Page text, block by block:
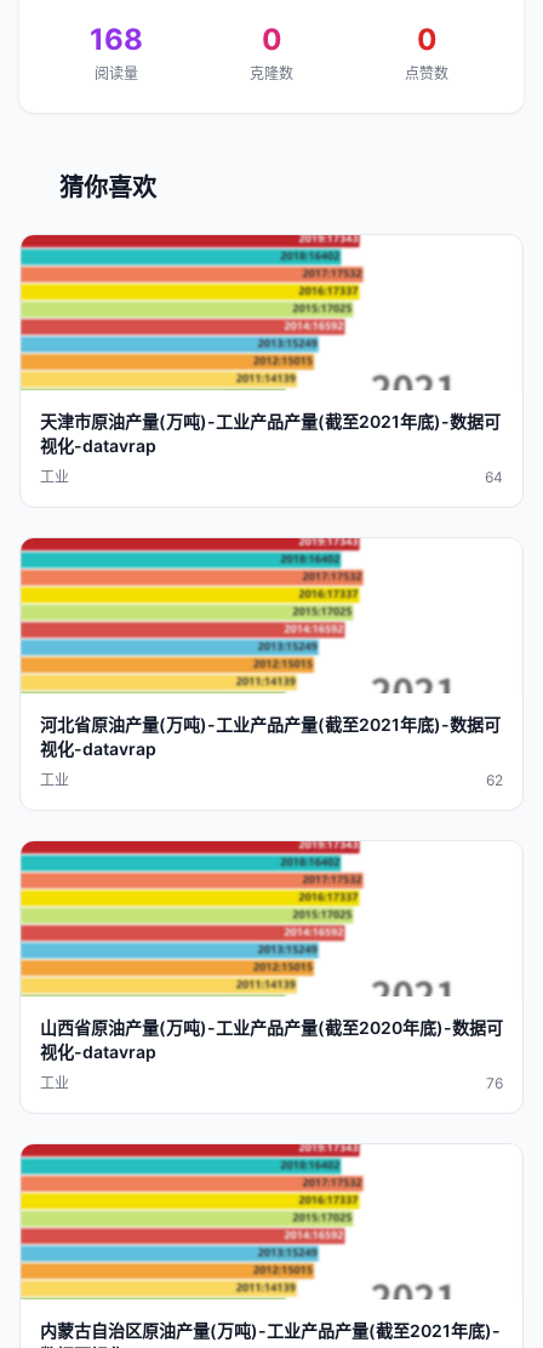
168
阅读量
0
克隆数
0
点赞数
猜你喜欢
天津市原油产量(万吨)-工业产品产量(截至2021年底)-数据可
视化-datavrap
工业 64
河北省原油产量(万吨)-工业产品产量(截至2021年底)-数据可
视化-datavrap
工业 62
山西省原油产量(万吨)-工业产品产量(截至2020年底)-数据可
视化-datavrap
工业 76
内蒙古自治区原油产量(万吨)-工业产品产量(截至2021年底)-